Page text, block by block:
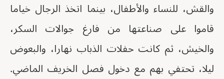
والقش، للنساء والأطفال، بينما اتخذ الرجال خياما
قاموا على صناعتها من فارغ جوالات السكر،
والخيش، ثم كانت حفلات الذباب نهارا، والبعوض
ليلا، تحتفي بهم مع دخول فصل الخريف الماضي.